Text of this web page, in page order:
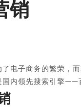
销
电子商务的繁荣，
内领先搜索引擎——